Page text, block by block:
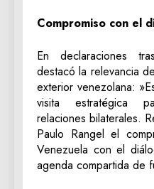
​Compromiso con el
​En declaraciones
destacó la relevancia
exterior venezolana:
visita estratégica
relaciones bilaterales.
Paulo Rangel el
Venezuela con el
agenda compartida de